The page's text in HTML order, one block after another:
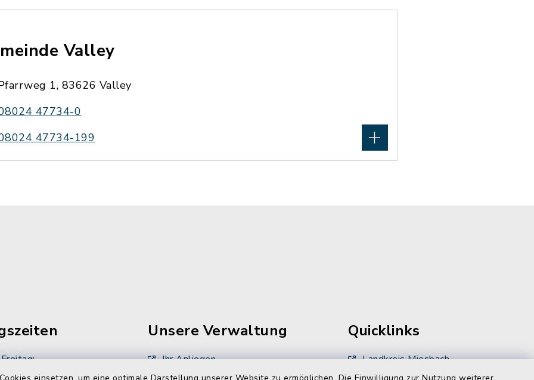
Valley
1, 83626 Valley
47734-0
47734-199
Unsere Verwaltung
Ihr Anliegen
Quicklinks
Landkreis Miesbach